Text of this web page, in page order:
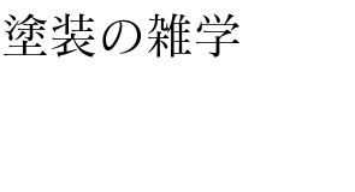
装の雑学